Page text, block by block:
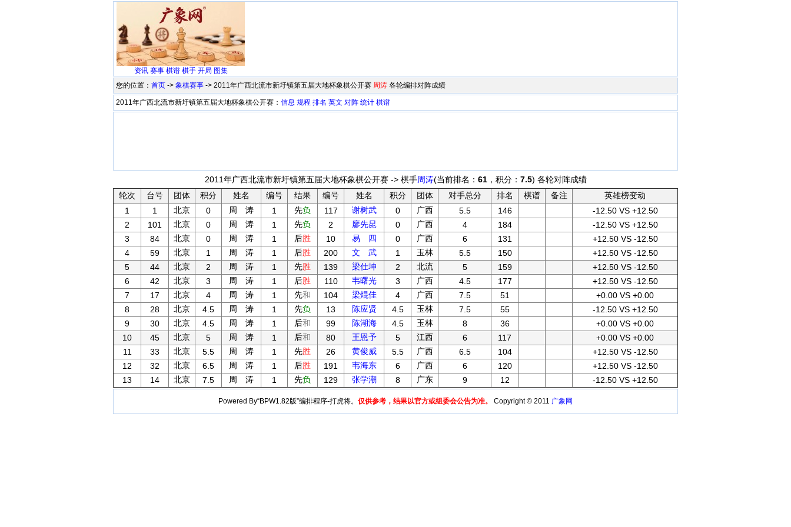
资讯 赛事 棋谱 棋手 开局 图集
您的位置： 首页 -> 象棋赛事 -> 2011年广西北流市新圩镇第五届大地杯象棋公开赛 周涛 各轮编排对阵成绩
2011年广西北流市新圩镇第五届大地杯象棋公开赛： 信息 规程 排名 英文 对阵 统计 棋谱
2011年广西北流市新圩镇第五届大地杯象棋公开赛 -> 棋手周涛(当前排名： 61，积分： 7.5) 各轮对阵成绩
轮次
台号 团体 积分 姓名 编号 结果 编号 姓名 积分 团体 对手总分 排名 棋谱 备注
英雄榜变动
1
1 北京 0 周 涛 1 先负 117 谢树武 0 广西 5.5 146
-12.50 VS +12.50
2
101 北京 0 周 涛 1 先负 2 廖先昆 0 广西 4 184
-12.50 VS +12.50
3
84 北京 0 周 涛 1 后胜 10 易 四 0 广西 6 131
+12.50 VS -12.50
4
59 北京 1 周 涛 1 后胜 200 文 武 1 玉林 5.5 150
+12.50 VS -12.50
5
44 北京 2 周 涛 1 先胜 139 梁仕坤 2 北流 5 159
+12.50 VS -12.50
6
42 北京 3 周 涛 1 后胜 110 韦曙光 3 广西 4.5 177
+12.50 VS -12.50
7
17 北京 4 周 涛 1 先和 104 梁焜佳 4 广西 7.5 51
+0.00 VS +0.00
8
28 北京 4.5 周 涛 1 先负 13 陈应贤 4.5 玉林 7.5 55
-12.50 VS +12.50
9
30 北京 4.5 周 涛 1 后和 99 陈湖海 4.5 玉林 8 36
+0.00 VS +0.00
10
45 北京 5 周 涛 1 后和 80 王恩予 5 江西 6 117
+0.00 VS +0.00
11
33 北京 5.5 周 涛 1 先胜 26 黄俊威 5.5 广西 6.5 104
+12.50 VS -12.50
12
32 北京 6.5 周 涛 1 后胜 191 韦海东 6 广西 6 120
+12.50 VS -12.50
13
14 北京 7.5 周 涛 1 先负 129 张学潮 8 广东 9 12 -12.50 VS +12.50
Powered By“BPW1.82版”编排程序-打虎将。 仅供参考，结果以官方或组委会公告为准。 Copyright © 2011 广象网